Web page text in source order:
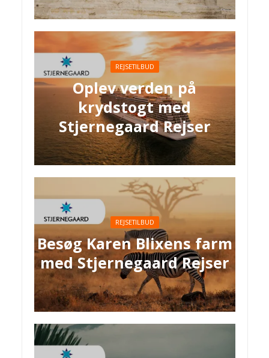
REJSETILBUD
Oplev verden på
krydstogt med
Stjernegaard Rejser
REJSETILBUD
Besøg Karen Blixens farm
med Stjernegaard Rejser